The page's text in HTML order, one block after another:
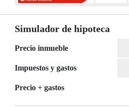
Simulador de hipoteca
Precio inmueble
Impuestos y gastos
Precio + gastos